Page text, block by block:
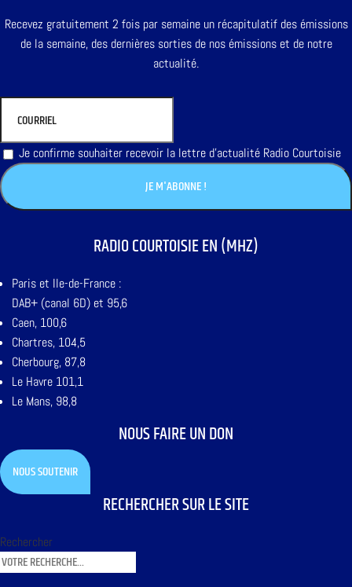
Recevez gratuitement 2 fois par semaine un récapitulatif des émissions
de la semaine, des dernières sorties de nos émissions et de notre
actualité.
Je confirme souhaiter recevoir la lettre d'actualité Radio Courtoisie
RADIO COURTOISIE EN (MHZ)
Paris et Ile-de-France :
DAB+ (canal 6D) et 95,6
Caen, 100,6
Chartres, 104,5
Cherbourg, 87,8
Le Havre 101,1
Le Mans, 98,8
NOUS FAIRE UN DON
NOUS SOUTENIR
RECHERCHER SUR LE SITE
Rechercher